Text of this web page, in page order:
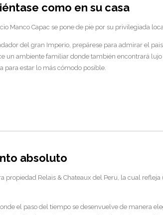
como en su casa
Manco Capac se pone de pie por su privilegiada
del gran Imperio, prepárese para admirar el
un ambiente familiar donde también encontrará
para estar lo más cómodo posible.
absoluto
Relais & Chateaux del Peru, la cual
el paso del tiempo se desenvuelve de manera